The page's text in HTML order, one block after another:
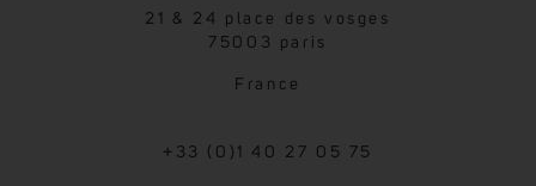
21 & 24 place des vosges
75003 paris
France
+33 (0)1 40 27 05 75